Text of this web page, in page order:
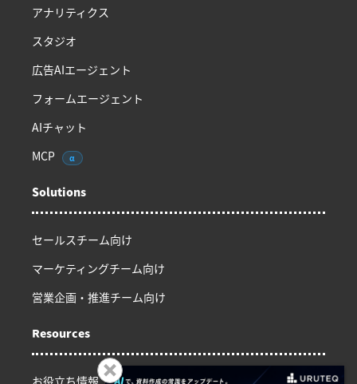
アナリティクス
スタジオ
広告AIエージェント
フォームエージェント
AIチャット
MCP
α
Solutions
セールスチーム向け
マーケティングチーム向け
営業企画・推進チーム向け
Resources